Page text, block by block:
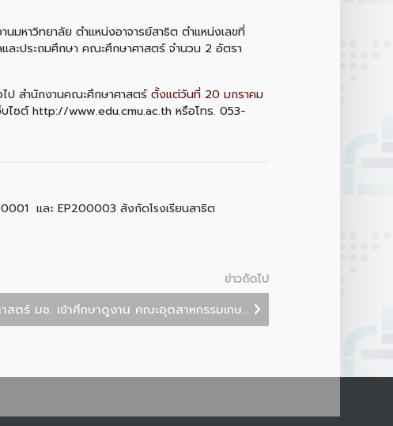
หาวิทยาลัย ตำแหน่งอาจารย์สาธิต ตำแหน่งเลขที่
ละประถมศึกษา คณะศึกษาศาสตร์ จำนวน 2 อัตรา
ป สำนักงานคณะศึกษาศาสตร์ตั้งแต่วันที่ 20 มกราคม
ว็บไซต์ http://www.edu.cmu.ac.th หรือโทร. 053-
และ EP200003 สังกัดโรงเรียนสาธิต
ข่าวถัดไป
สตร์ มช. เข้าศึกษาดูงาน คณะอุตสาหกรรมเกษ...